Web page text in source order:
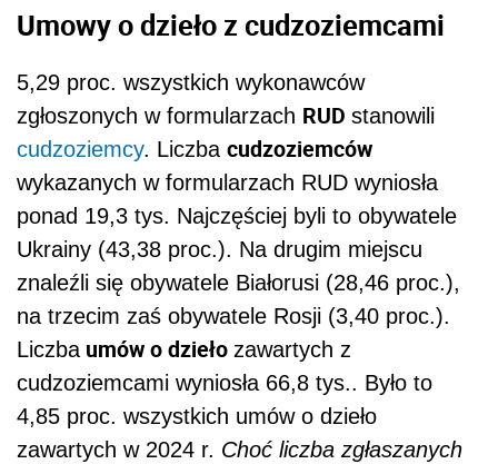
Umowy o dzieło z cudzoziemcami
5,29 proc. wszystkich wykonawców
zgłoszonych w formularzach RUD stanowili
cudzoziemcy. Liczba cudzoziemców
wykazanych w formularzach RUD wyniosła
ponad 19,3 tys. Najczęściej byli to obywatele
Ukrainy (43,38 proc.). Na drugim miejscu
znaleźli się obywatele Białorusi (28,46 proc.),
na trzecim zaś obywatele Rosji (3,40 proc.).
Liczbaumów o dzieło zawartych z
cudzoziemcami wyniosła 66,8 tys.. Było to
4,85 proc. wszystkich umów o dzieło
zawartych w 2024 r. Choć liczba zgłaszanych